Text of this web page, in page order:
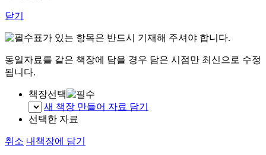
닫기
표가 있는 항목은 반드시 기재해 주셔야 합니다.
동일자료를 같은 책장에 담을 경우 담은 시점만 최신으로 수정
됩니다.
책장선택
새 책장 만들어 자료 담기
선택한 자료
취소 내책장에 담기